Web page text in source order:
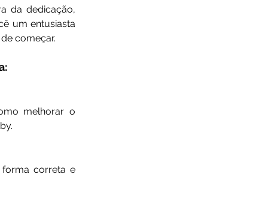
da dedicação,
um entusiasta
começar.
melhorar o
correta e